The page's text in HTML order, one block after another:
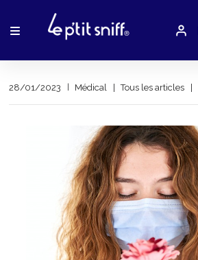
28/01/2023 Médical Tous les articles